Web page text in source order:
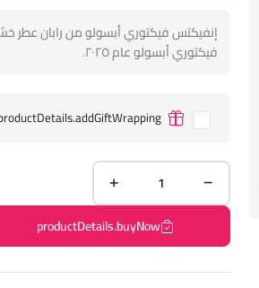
إنفيكتس فيكتوري أبسولو من رابان عطر
فيكتوري أبسولو عام ٢٠٢٥.
productDetails.buyNow